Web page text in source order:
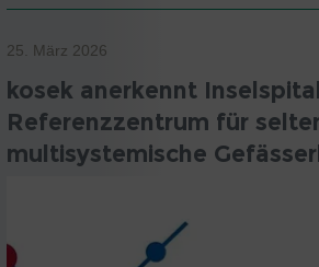
25. März 2026
kosek anerkennt
Referenzzentrum für
multisystemische